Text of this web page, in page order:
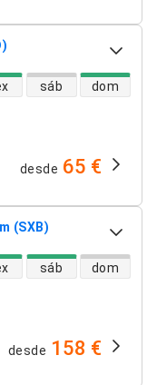
sáb dom
desde 65 €
(SXB)
sáb dom
desde 158 €